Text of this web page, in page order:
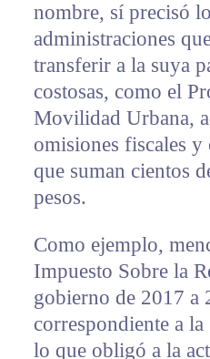
nombre, sí precisó
administraciones
transferir a la suya
costosas, como el
Movilidad Urbana,
omisiones fiscales
que suman cientos
pesos.
Como ejemplo,
Impuesto Sobre la
gobierno de 2017 a
correspondiente a
lo que obligó a la